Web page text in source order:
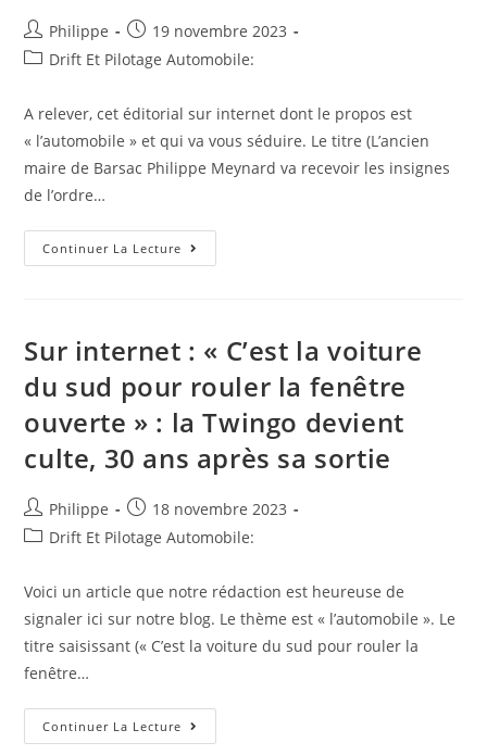
Auteur/autrice
de
Philippe
Post
published:
19 novembre 2023
PostDrift Et Pilotage Automobile:
A relever, cet éditorial sur internet dont le propos est
« l’automobile » et qui va vous séduire. Le titre (L’ancien
maire de Barsac Philippe Meynard va recevoir les insignes
de l’ordre…
Continuer La Lecture Revue
De
De
Philippe
Meynard
Va
Recevoir
Insignes
National
Mérite
Sur internet : « C’est la voiture
du sud pour rouler la fenêtre
ouverte » : la Twingo devient
culte, 30 ans après sa sortie
Auteur/autrice
de
Philippe
Post
published:
18 novembre 2023
PostDrift Et Pilotage Automobile:
Voici un article que notre rédaction est heureuse de
signaler ici sur notre blog. Le thème est « l’automobile ». Le
titre saisissant (« C’est la voiture du sud pour rouler la
fenêtre…
Continuer La Lecture Sur
Internet